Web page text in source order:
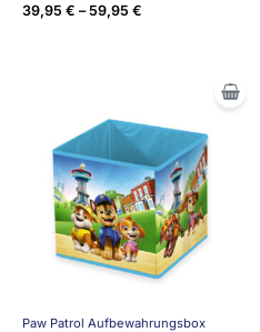
39,95 € –59,95 €
Paw Patrol Aufbewahrungsbox